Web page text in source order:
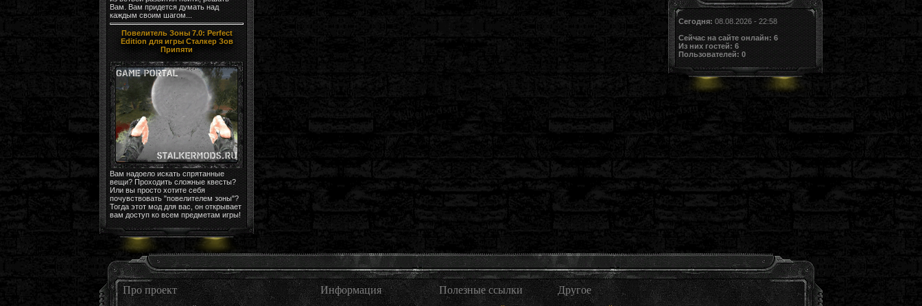
Вам. Вам придется думать над
каждым своим шагом...
Повелитель Зоны 7.0: Perfect
Edition для игры Сталкер Зов
Припяти
Вам надоело искать спрятанные
вещи? Проходить сложные квесты?
Или вы просто хотите себя
почувствовать "повелителем зоны"?
Тогда этот мод для вас, он открывает
вам доступ ко всем предметам игры!
Сегодня: 08.08.2026 - 22:58
Сейчас на сайте онлайн: 6
Из них гостей: 6
Пользователей: 0
Про проект Информация Полезные ссылки Другое